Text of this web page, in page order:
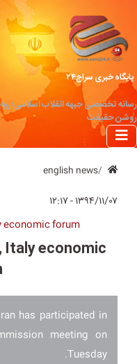
پایگاه خبری سراج۲۴
رسانه تخصصی جبهه انقلاب اسلامی؛
روشن حقیقت
english news
۱۳۹۴/۱۱/۰۷ - ۱۲:۱۷
economic forum
Italy economic
has participated in
meeting on
Tuesday.